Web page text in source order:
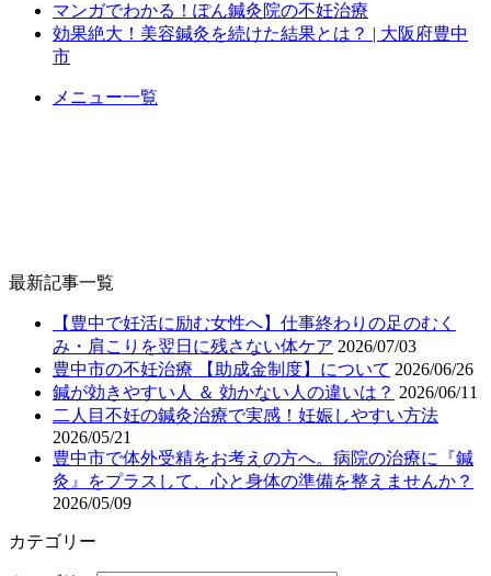
マンガでわかる！ぽん鍼灸院の不妊治療
効果絶大！美容鍼灸を続けた結果とは？ | 大阪府豊中
市
メニュー一覧
最新記事一覧
【豊中で妊活に励む女性へ】仕事終わりの足のむく
み・肩こりを翌日に残さない体ケア 2026/07/03
豊中市の不妊治療 【助成金制度】について 2026/06/26
鍼が効きやすい人 ＆ 効かない人の違いは？ 2026/06/11
二人目不妊の鍼灸治療で実感！妊娠しやすい方法
2026/05/21
豊中市で体外受精をお考えの方へ。病院の治療に『鍼
灸』をプラスして、心と身体の準備を整えませんか？
2026/05/09
カテゴリー